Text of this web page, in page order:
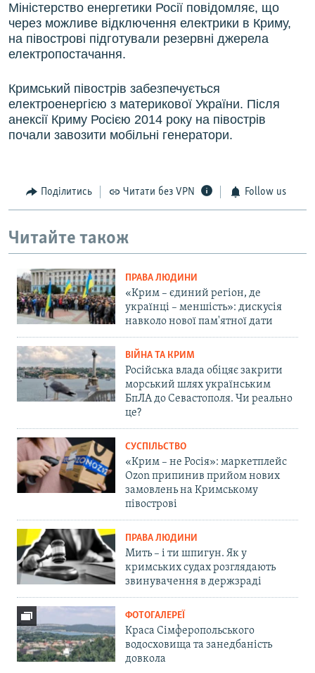
Міністерство енергетики Росії повідомляє, що
через можливе відключення електрики в Криму,
на півострові підготували резервні джерела
електропостачання.
Кримський півострів забезпечується
електроенергією з материкової України. Після
анексії Криму Росією 2014 року на півострів
почали завозити мобільні генератори.
Поділитись Читати без VPN Follow us
Читайте також
ПРАВА ЛЮДИНИ
«Крим – єдиний регіон, де
українці – меншість»: дискусія
навколо нової пам'ятної дати
ВІЙНА ТА КРИМ
Російська влада обіцяє закрити
морський шлях українським
БпЛА до Севастополя. Чи реально
це?
СУСПІЛЬСТВО
«Крим – не Росія»: маркетплейс
Ozon припинив прийом нових
замовлень на Кримському
півострові
ПРАВА ЛЮДИНИ
Мить – і ти шпигун. Як у
кримських судах розглядають
звинувачення в держзраді
ФОТОГАЛЕРЕЇ
Краса Сімферопольського
водосховища та занедбаність
довкола